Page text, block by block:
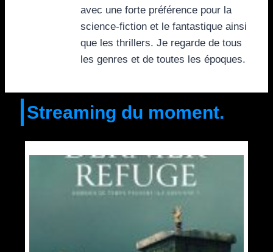
avec une forte préférence pour la
science-fiction et le fantastique ainsi
que les thrillers. Je regarde de tous
les genres et de toutes les époques.
Streaming du moment.